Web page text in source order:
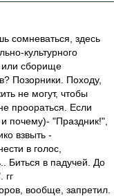
сомневаться, здесь
культурного
сборище
Позорники. Походу,
не могут, чтобы
проораться. Если
почему)- "Праздник!",
взвыть -
в голос,
Биться в падучей. До
гг
вообще, запретил.